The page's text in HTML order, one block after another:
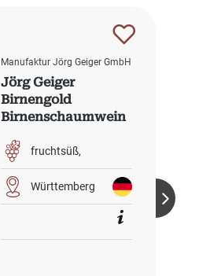
Manufaktur Jörg Geiger GmbH
Jörg Geiger
Birnengold
Birnenschaumwein
fruchtsüß
Württemberg